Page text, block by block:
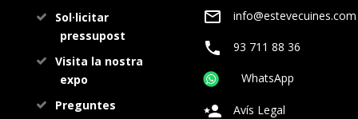
Sol·licitar
pressupost
Visita la nostra
expo
Preguntes
info@estevecuines.com
93 711 88 36
WhatsApp
Avís Legal